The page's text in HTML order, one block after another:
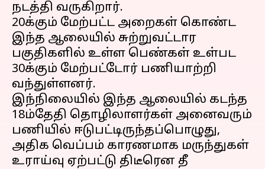
நடத்தி வருகிறார்.
20க்கும் மேற்பட்ட அறைகள் கொண்ட
இந்த ஆலையில் சுற்றுவட்டார
பகுதிகளில் உள்ள பெண்கள் உள்பட
30க்கும் மேற்பட்டோர் பணியாற்றி
வந்துள்ளனர்.
இந்நிலையில் இந்த ஆலையில் கடந்த
18ம்தேதி தொழிலாளர்கள் அனைவரும்
பணியில் ஈடுபட்டிருந்தப்பொழுது,
அதிக வெப்பம் காரணமாக மருந்துகள்
உராய்வு ஏற்பட்டு திடீரென தீ